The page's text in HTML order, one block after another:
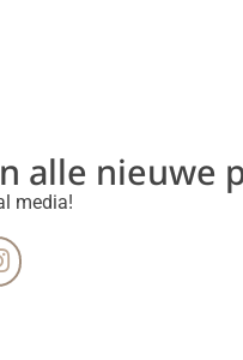
alle nieuwe
media!